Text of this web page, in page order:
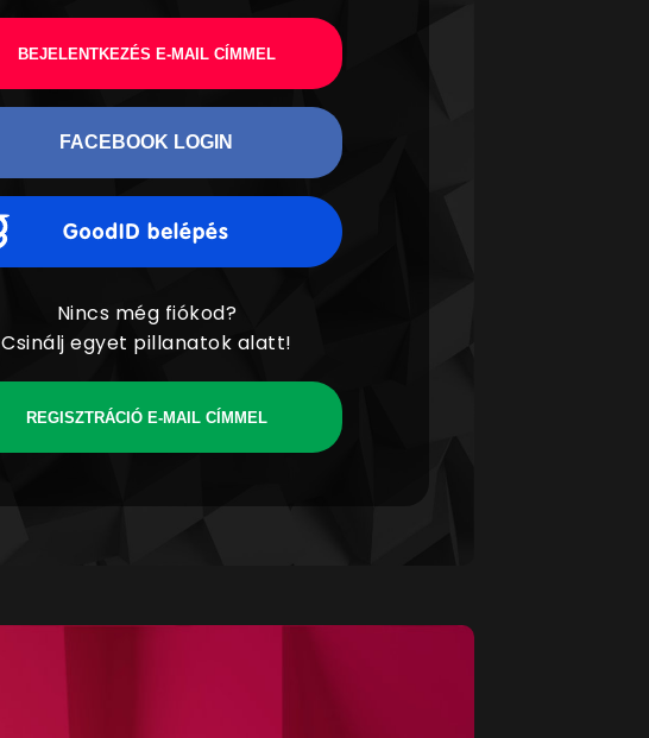
BEJELENTKEZÉS E-MAIL CÍMMEL
FACEBOOK LOGIN
Nincs még fiókod?
Csinálj egyet pillanatok alatt!
REGISZTRÁCIÓ E-MAIL CÍMMEL